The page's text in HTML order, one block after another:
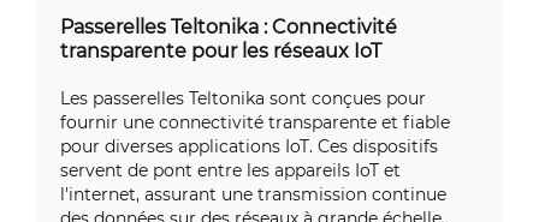
Passerelles Teltonika : Connectivité
transparente pour les réseaux IoT
Les passerelles Teltonika sont conçues pour
fournir une connectivité transparente et fiable
pour diverses applications IoT. Ces dispositifs
servent de pont entre les appareils IoT et
l'internet, assurant une transmission continue